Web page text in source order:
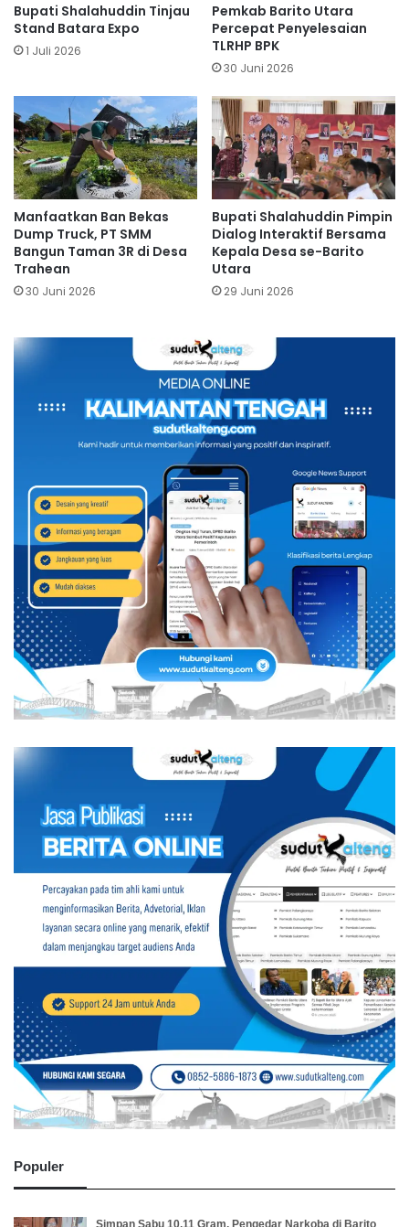
Bupati Shalahuddin Tinjau
Stand Batara Expo
1 Juli 2026
Pemkab Barito Utara
Percepat Penyelesaian
TLRHP BPK
30 Juni 2026
Manfaatkan Ban Bekas
Dump Truck, PT SMM
Bangun Taman 3R di Desa
Trahean
30 Juni 2026
Bupati Shalahuddin Pimpin
Dialog Interaktif Bersama
Kepala Desa se-Barito
Utara
29 Juni 2026
Populer
Simpan Sabu 10,11 Gram, Pengedar Narkoba di Barito